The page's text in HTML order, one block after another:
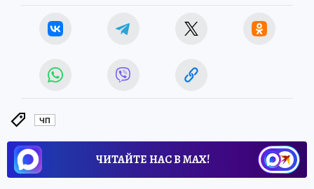
ЧП
ЧИТАЙТЕ НАС В МАХ!